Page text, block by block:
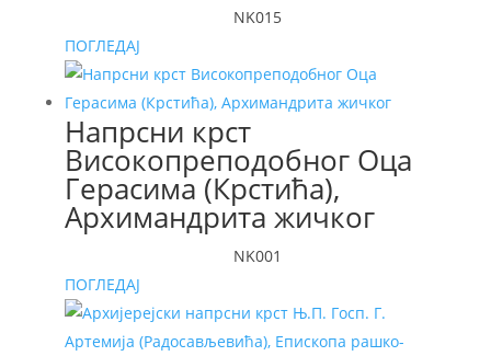
NK015
ПОГЛЕДАЈ
Напрсни крст
Високопреподобног Оца
Герасима (Крстића),
Архимандрита жичког
NK001
ПОГЛЕДАЈ